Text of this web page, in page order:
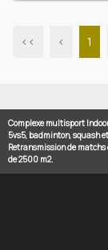
<< < 1
Complexe multisport
5vs5, badminton, squash
Retransmission de
de 2500 m2.